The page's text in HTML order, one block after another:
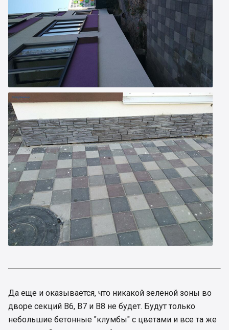
Да еще и оказывается, что никакой зеленой зоны во
дворе секций В6, В7 и В8 не будет. Будут только
небольшие бетонные "клумбы" с цветами и все та же